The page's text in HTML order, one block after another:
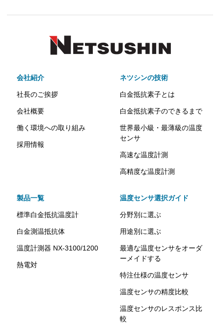
会社紹介
社長のご挨拶
会社概要
働く環境への取り組み
採用情報
ネツシンの技術
白金抵抗素子とは
白金抵抗素子のできるまで
世界最小級・最薄級の温度
センサ
高速な温度計測
高精度な温度計測
製品一覧
標準白金抵抗温度計
白金測温抵抗体
温度計測器 NX-3100/1200
熱電対
温度センサ選択ガイド
分野別に選ぶ
用途別に選ぶ
最適な温度センサをオーダ
ーメイドする
特注仕様の温度センサ
温度センサの精度比較
温度センサのレスポンス比
較